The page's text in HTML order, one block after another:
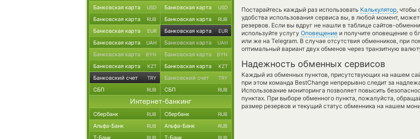
Постарайтесь каждый раз использовать Калькулятор, чтобы
удобства использования сервиса вы, в любой момент,
резервов. Если вы вдруг не нашли в таблице сайтов-
используйте услугу Оповещение и получите оповещение о
или же на Telegram. В случае отсутствия обменников, при
оптимальный вариант двух обменов через транзитную
Надежность обменных сервисов
Каждый из обменных пунктов, присутствующих на нашем
при этом команда BestChange непрерывно следит за
Использование мониторинга позволяет повысить
пунктах. При выборе обменного пункта, пожалуйста,
размер резервов и текущий статус обменника на нашем
Банковская карта USD Банковская карта USD
Банковская карта RUB Банковская карта RUB
Банковская карта EUR Банковская карта EUR
Банковская карта UAH Банковская карта UAH
Банковская карта BYN Банковская карта BYN
Банковская карта KZT Банковская карта KZT
Банковский счет TRY Банковский счет TRY
СБП RUB СБП RUB
Интернет-банкинг
Сбербанк RUB Сбербанк RUB
Альфа-Банк RUB Альфа-Банк RUB
Т-Банк RUB Т-Банк RUB